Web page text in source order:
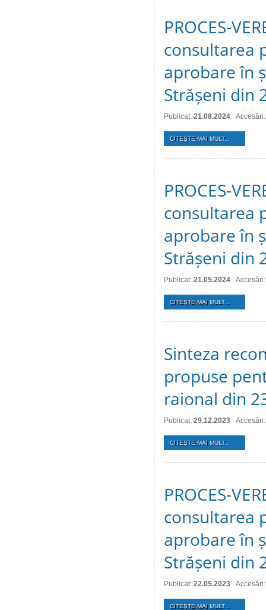
PROCES-
consultarea
aprobare în
Strășeni din
Publicat: 21.08.2024
CITEŞTE MAI MULT...
PROCES-
consultarea
aprobare în
Strășeni din
Publicat: 21.05.2024
CITEŞTE MAI MULT...
Sinteza
propuse
raional din
Publicat: 29.12.2023
CITEŞTE MAI MULT...
PROCES-
consultarea
aprobare în
Strășeni din
Publicat: 22.05.2023
CITEŞTE MAI MULT...